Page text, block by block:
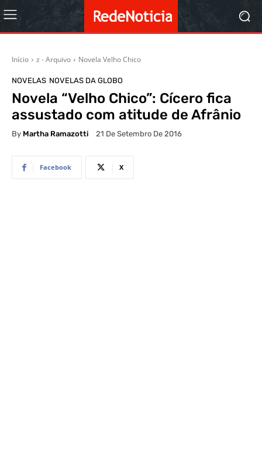
Início z - Arquivo Novela Velho Chico
NOVELAS NOVELAS DA GLOBO
Novela “Velho Chico”: Cícero fica
assustado com atitude de Afrânio
By Martha Ramazotti 21 De Setembro De 2016
Facebook X